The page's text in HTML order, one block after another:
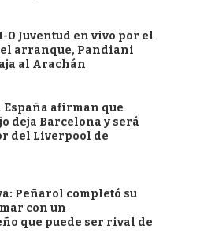
0 Juventud en vivo por el
el arranque, Pandiani
al Arachán
España afirman que
deja Barcelona y será
del Liverpool de
Peñarol completó su
con un
que puede ser rival de